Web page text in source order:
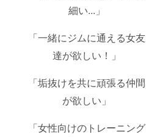
細い...」
「一緒にジムに通える女友
達が欲しい！」
「垢抜けを共に頑張る仲間
が欲しい」
「女性向けのトレーニング